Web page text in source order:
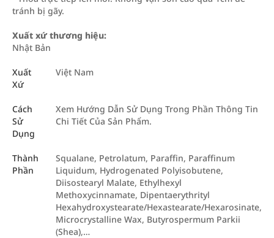
tránh bị gãy.
Xuất xứ thương hiệu:
Nhật Bản
Xuất
Xứ
Việt Nam
Cách
Sử
Dụng
Xem Hướng Dẫn Sử Dụng Trong Phần Thông Tin
Chi Tiết Của Sản Phẩm.
Thành
Phần
Squalane, Petrolatum, Paraffin, Paraffinum
Liquidum, Hydrogenated Polyisobutene,
Diisostearyl Malate, Ethylhexyl
Methoxycinnamate, Dipentaerythrityl
Hexahydroxystearate/Hexastearate/Hexarosinate,
Microcrystalline Wax, Butyrospermum Parkii
(Shea),…